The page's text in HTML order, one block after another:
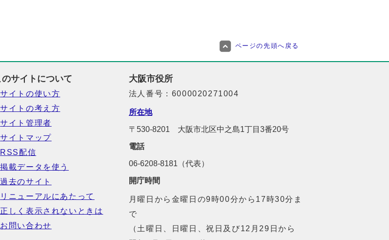
ページの先頭へ戻る
のサイトについて
サイトの使い方
サイトの考え方
サイト管理者
サイトマップ
RSS配信
掲載データを使う
過去のサイト
リニューアルにあたって
正しく表示されないときは
お問い合わせ
大阪市役所
法人番号：6000020271004
所在地
〒530-8201 大阪市北区中之島1丁目3番20号
電話
06-6208-8181（代表）
開庁時間
月曜日から金曜日の9時00分から17時30分ま
で
（土曜日、日曜日、祝日及び12月29日から